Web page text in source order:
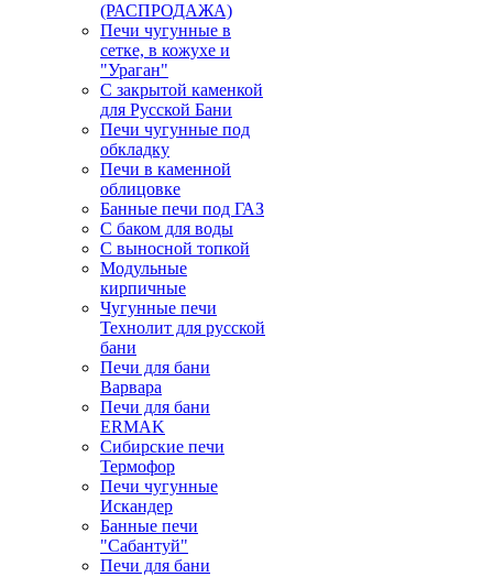
(РАСПРОДАЖА)
Печи чугунные в
сетке, в кожухе и
"Ураган"
С закрытой каменкой
для Русской Бани
Печи чугунные под
обкладку
Печи в каменной
облицовке
Банные печи под ГАЗ
С баком для воды
С выносной топкой
Модульные
кирпичные
Чугунные печи
Технолит для русской
бани
Печи для бани
Варвара
Печи для бани
ERMAK
Сибирские печи
Термофор
Печи чугунные
Искандер
Банные печи
"Сабантуй"
Печи для бани